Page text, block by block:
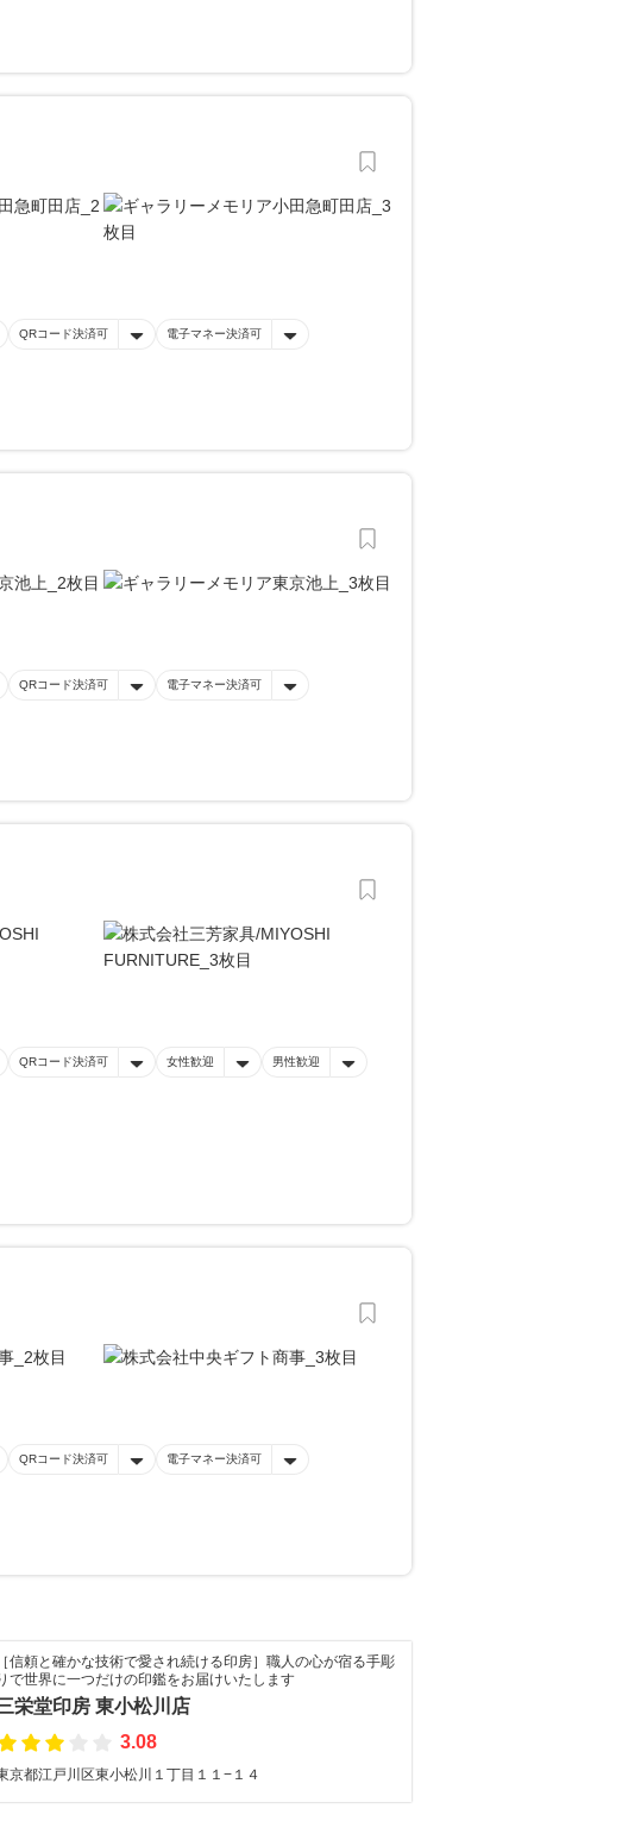
QRコード決済可 電子マネー決済可
QRコード決済可 電子マネー決済可
QRコード決済可 女性歓迎 男性歓迎
QRコード決済可 電子マネー決済可
［信頼と確かな技術で愛され続ける印房］職人の心が宿る手彫
で世界に一つだけの印鑑をお届けいたします
栄堂印房 東小松川店
3.08
京都江戸川区東小松川１丁目１１−１４